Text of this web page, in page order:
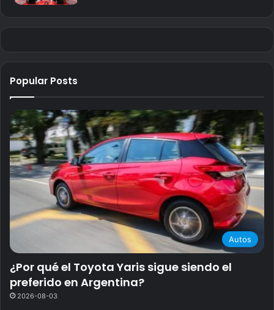
Popular Posts
Autos
¿Por qué el Toyota Yaris sigue siendo el
preferido en Argentina?
2026-08-03